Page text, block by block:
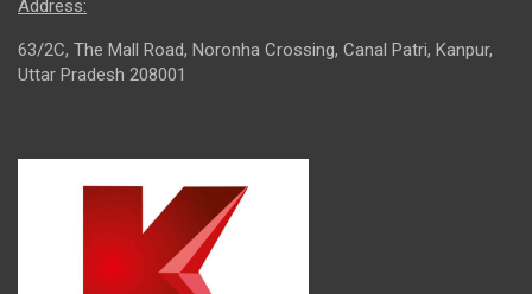
Address:
63/2C, The Mall Road, Noronha Crossing, Canal Patri, Kanpur,
Uttar Pradesh 208001